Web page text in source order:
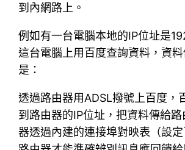
到內網路上。
例如有一台電腦本地的IP位址是
這台電腦上用百度查詢資料，資
是：
透過路由器用ADSL撥號上百度，
到路由器的IP位址，把資料傳給
器透過內建的連接埠對映表（設